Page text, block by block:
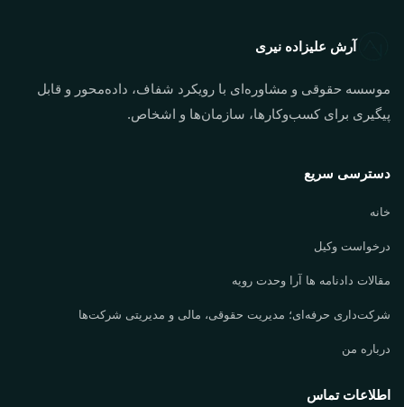
آرش علیزاده نیری
موسسه حقوقی و مشاوره‌ای با رویکرد شفاف، داده‌محور و قابل
پیگیری برای کسب‌وکارها، سازمان‌ها و اشخاص.
دسترسی سریع
خانه
درخواست وکیل
مقالات دادنامه ها آرا وحدت رویه
شرکت‌داری حرفه‌ای؛ مدیریت حقوقی، مالی و مدیریتی شرکت‌ها
درباره من
اطلاعات تماس